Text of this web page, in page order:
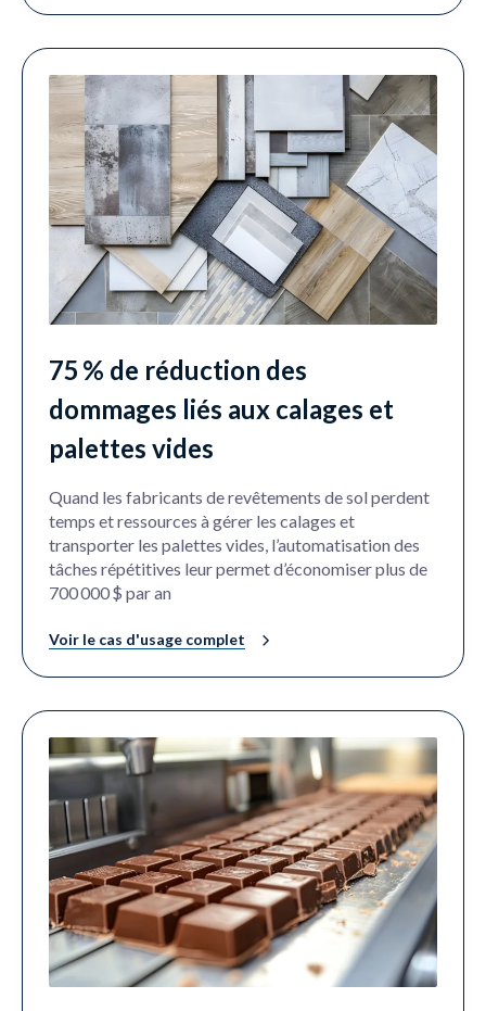
75 % de réduction des
dommages liés aux calages et
palettes vides
Quand les fabricants de revêtements de sol perdent
temps et ressources à gérer les calages et
transporter les palettes vides, l’automatisation des
tâches répétitives leur permet d’économiser plus de
700 000 $ par an
Voir le cas d'usage complet